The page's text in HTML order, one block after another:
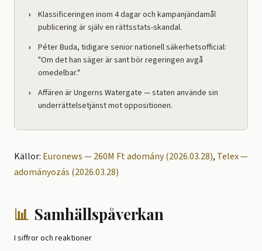
Klassificeringen inom 4 dagar och kampanjändamål
publicering är själv en rättsstats-skandal.
Péter Buda, tidigare senior nationell säkerhetsofficial:
"Om det han säger är sant bör regeringen avgå
omedelbar."
Affären är Ungerns Watergate — staten använde sin
underrättelsetjänst mot oppositionen.
Källor: Euronews — 260M Ft adomány (2026.03.28), Telex —
adományozás (2026.03.28)
📊 Samhällspåverkan
I siffror och reaktioner